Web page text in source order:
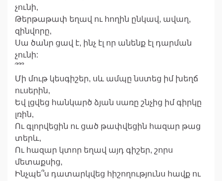
չունի,
Թերթաթափ եղավ ու հողին ընկավ, ավաղ,
զինվորը,
Սա ծանր ցավ է, ինչ էլ որ անենք էլ դարման
չունի:
՞՞՞
Մի մութ կեսգիշեր, սև ամպը նստեց իմ խեղճ
ուսերին,
Եվ լցվեց հանկարծ ձյան սառը շնչից իմ գիրկը
լռին,
Ու գլորվեցին ու ցած թափվեցին հազար թաց
տերև,
Ու հազար կտոր եղավ այդ գիշեր, շորս
մետաքսից,
Ինչպե՞ս դատարկվեց հիշողությունս հավք ու